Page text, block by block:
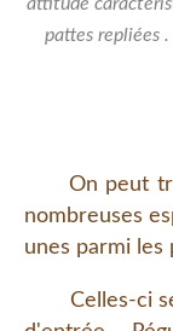
pattes repliées
On peut
nombreuses
unes parmi les
Celles-ci se